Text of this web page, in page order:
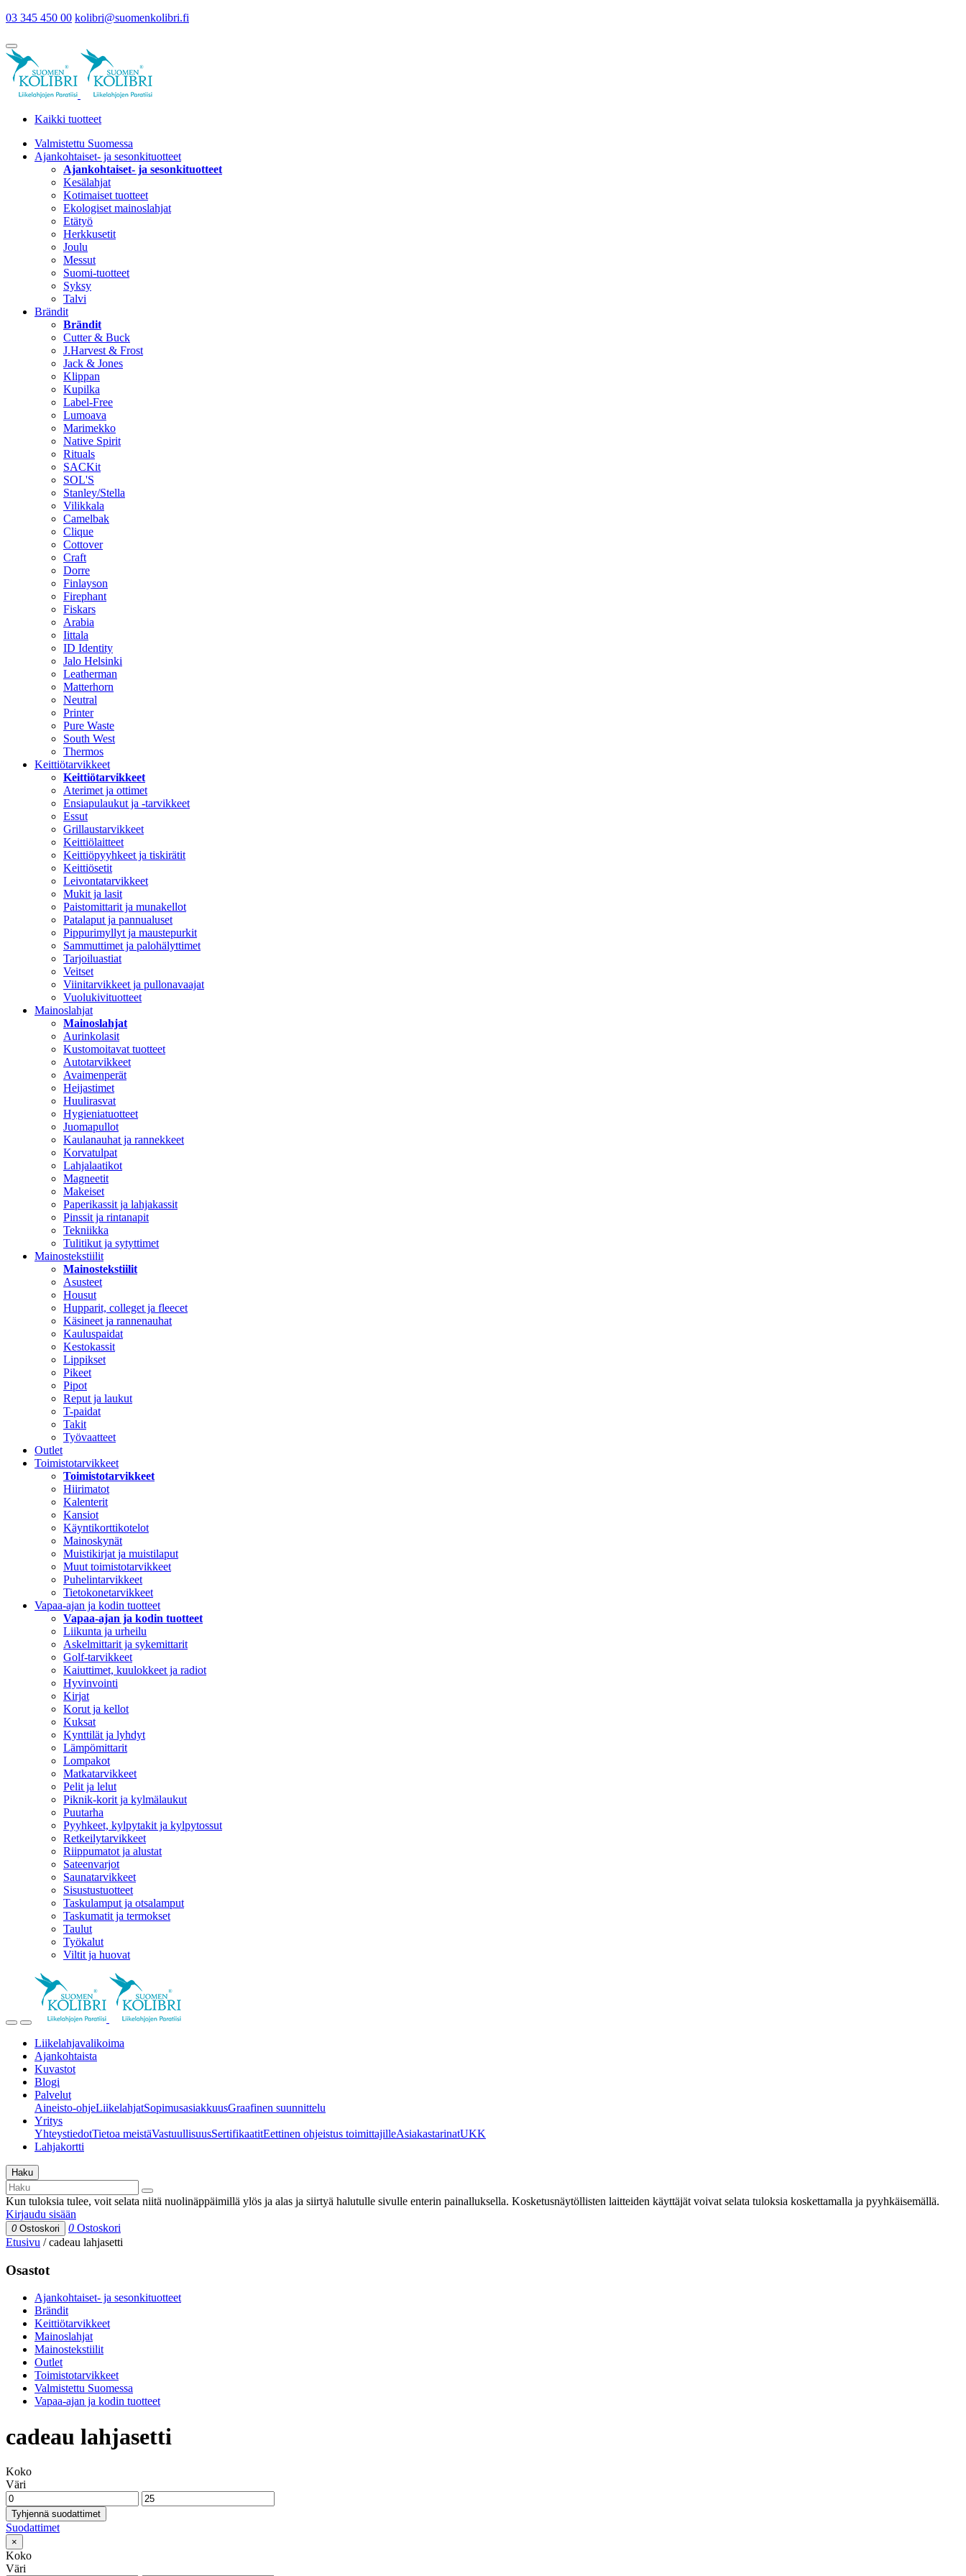
03 345 450 00 kolibri@suomenkolibri.fi
Kaikki tuotteet
Valmistettu Suomessa
Ajankohtaiset- ja sesonkituotteet
Ajankohtaiset- ja sesonkituotteet
Kesälahjat
Kotimaiset tuotteet
Ekologiset mainoslahjat
Etätyö
Herkkusetit
Joulu
Messut
Suomi-tuotteet
Syksy
Talvi
Brändit
Brändit
Cutter & Buck
J.Harvest & Frost
Jack & Jones
Klippan
Kupilka
Label-Free
Lumoava
Marimekko
Native Spirit
Rituals
SACKit
SOL'S
Stanley/Stella
Vilikkala
Camelbak
Clique
Cottover
Craft
Dorre
Finlayson
Firephant
Fiskars
Arabia
Iittala
ID Identity
Jalo Helsinki
Leatherman
Matterhorn
Neutral
Printer
Pure Waste
South West
Thermos
Keittiötarvikkeet
Keittiötarvikkeet
Aterimet ja ottimet
Ensiapulaukut ja -tarvikkeet
Essut
Grillaustarvikkeet
Keittiölaitteet
Keittiöpyyhkeet ja tiskirätit
Keittiösetit
Leivontatarvikkeet
Mukit ja lasit
Paistomittarit ja munakellot
Patalaput ja pannualuset
Pippurimyllyt ja maustepurkit
Sammuttimet ja palohälyttimet
Tarjoiluastiat
Veitset
Viinitarvikkeet ja pullonavaajat
Vuolukivituotteet
Mainoslahjat
Mainoslahjat
Aurinkolasit
Kustomoitavat tuotteet
Autotarvikkeet
Avaimenperät
Heijastimet
Huulirasvat
Hygieniatuotteet
Juomapullot
Kaulanauhat ja rannekkeet
Korvatulpat
Lahjalaatikot
Magneetit
Makeiset
Paperikassit ja lahjakassit
Pinssit ja rintanapit
Tekniikka
Tulitikut ja sytyttimet
Mainostekstiilit
Mainostekstiilit
Asusteet
Housut
Hupparit, colleget ja fleecet
Käsineet ja rannenauhat
Kauluspaidat
Kestokassit
Lippikset
Pikeet
Pipot
Reput ja laukut
T-paidat
Takit
Työvaatteet
Outlet
Toimistotarvikkeet
Toimistotarvikkeet
Hiirimatot
Kalenterit
Kansiot
Käyntikorttikotelot
Mainoskynät
Muistikirjat ja muistilaput
Muut toimistotarvikkeet
Puhelintarvikkeet
Tietokonetarvikkeet
Vapaa-ajan ja kodin tuotteet
Vapaa-ajan ja kodin tuotteet
Liikunta ja urheilu
Askelmittarit ja sykemittarit
Golf-tarvikkeet
Kaiuttimet, kuulokkeet ja radiot
Hyvinvointi
Kirjat
Korut ja kellot
Kuksat
Kynttilät ja lyhdyt
Lämpömittarit
Lompakot
Matkatarvikkeet
Pelit ja lelut
Piknik-korit ja kylmälaukut
Puutarha
Pyyhkeet, kylpytakit ja kylpytossut
Retkeilytarvikkeet
Riippumatot ja alustat
Sateenvarjot
Saunatarvikkeet
Sisustustuotteet
Taskulamput ja otsalamput
Taskumatit ja termokset
Taulut
Työkalut
Viltit ja huovat
Liikelahjavalikoima
Ajankohtaista
Kuvastot
Blogi
Palvelut
Aineisto-ohjeLiikelahjatSopimusasiakkuusGraafinen suunnittelu
Yritys
YhteystiedotTietoa meistäVastuullisuusSertifikaatitEettinen ohjeistus toimittajilleAsiakastarinatUKK
Lahjakortti
Haku
Kun tuloksia tulee, voit selata niitä nuolinäppäimillä ylös ja alas ja siirtyä halutulle sivulle enterin painalluksella. Kosketusnäytöllisten laitteiden käyttäjät voivat selata tuloksia koskettamalla ja pyyhkäisemällä.
Kirjaudu sisään
0 Ostoskori 0 Ostoskori
Etusivu /cadeau lahjasetti
Osastot
Ajankohtaiset- ja sesonkituotteet
Brändit
Keittiötarvikkeet
Mainoslahjat
Mainostekstiilit
Outlet
Toimistotarvikkeet
Valmistettu Suomessa
Vapaa-ajan ja kodin tuotteet
cadeau lahjasetti
Koko
Väri
Tyhjennä suodattimet
Suodattimet
×
Koko
Väri